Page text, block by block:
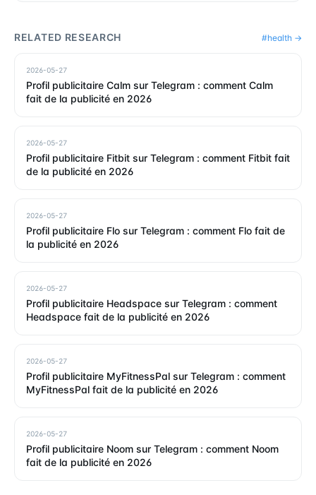
RELATED RESEARCH #health →
2026-05-27
Profil publicitaire Calm sur Telegram : comment Calm
fait de la publicité en 2026
2026-05-27
Profil publicitaire Fitbit sur Telegram : comment Fitbit fait
de la publicité en 2026
2026-05-27
Profil publicitaire Flo sur Telegram : comment Flo fait de
la publicité en 2026
2026-05-27
Profil publicitaire Headspace sur Telegram : comment
Headspace fait de la publicité en 2026
2026-05-27
Profil publicitaire MyFitnessPal sur Telegram : comment
MyFitnessPal fait de la publicité en 2026
2026-05-27
Profil publicitaire Noom sur Telegram : comment Noom
fait de la publicité en 2026